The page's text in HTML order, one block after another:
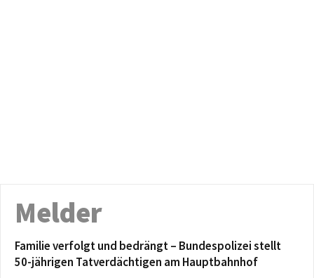
Melder
Familie verfolgt und bedrängt – Bundespolizei stellt
50-jährigen Tatverdächtigen am Hauptbahnhof